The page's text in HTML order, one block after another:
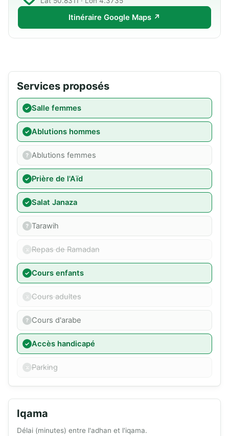
Itinéraire Google Maps ↗
Services proposés
Salle femmes
Ablutions hommes
Ablutions femmes
Prière de l'Aïd
Salat Janaza
Tarawih
Repas de Ramadan
Cours enfants
Cours adultes
Cours d'arabe
Accès handicapé
Parking
Iqama
Délai (minutes) entre l'adhan et l'iqama.